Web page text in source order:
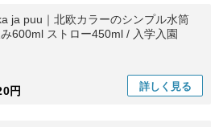
ja puu｜北欧カラーのシンプル水筒
600ml ストロー450ml / 入学入園
円 詳しく 見る